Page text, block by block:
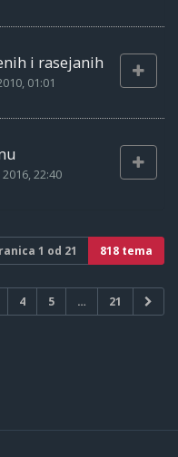
i rasejanih
01:01
2016, 22:40
1 od 21 818 tema
4 5 … 21